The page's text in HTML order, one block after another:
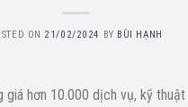
ON 21/02/2024 BY BÙI HẠNH
giá hơn 10.000 dịch vụ, kỹ